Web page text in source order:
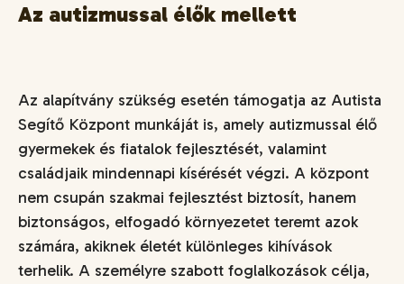
Az autizmussal élők mellett
Az alapítvány szükség esetén támogatja az Autista
Segítő Központ munkáját is, amely autizmussal élő
gyermekek és fiatalok fejlesztését, valamint
családjaik mindennapi kísérését végzi. A központ
nem csupán szakmai fejlesztést biztosít, hanem
biztonságos, elfogadó környezetet teremt azok
számára, akiknek életét különleges kihívások
terhelik. A személyre szabott foglalkozások célja,